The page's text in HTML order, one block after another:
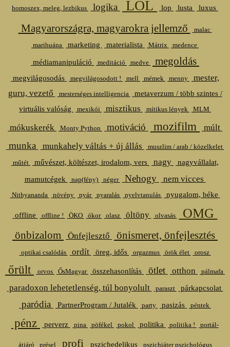
homoszex, meleg, lezbikus logika LOL lop lusta luxus
Magyarországra, magyarokra jellemző
malac
marihuána
marketing materialista Mátrix medence
médiamanipuláció meditáció medve megoldás
megvilágosodás megvilágosodott ! mell mémek menny
mester,
guru, vezető
mesterséges intelligencia
metaverzum / több szintes /
virtuális valóság
mexikói misztikus mítikus lények MLM
mókuskerék Monty Python motiváció mozifilm múlt
munka munkahely váltás + új állás muszlim / arab / közelkelet
műtét művészet, költészet, irodalom, vers nagy
nagyvállalat,
mamutcégek
nap(fény) néger Nehogy nem vicces
Nithyananda növény nyár nyaralás nyelvtanulás nyugalom, béke
offline offline ! ÖKO ókor olasz öltöny olvasás OMG
önbizalom Önfejlesztő önismeret, önfejlesztés
optikai csalódás ordít öreg, idős orgazmus örök élet orosz
őrült orvos ŐsMagyar összehasonlítás ötlet otthon pálmafa
paradoxon lehetetlenség, túl bonyolult paraszt párkapcsolat
paródia PartnerProgram / Jutalék party pasizás péntek
pénz perverz pina pöfékel pokol politika politika ! portál-
átjáró présel profi pszichedelikus pszichiáter pszichológus